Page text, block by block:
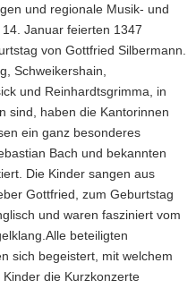
und regionale Musik- und
Januar feierten 1347
von Gottfried Silbermann.
Schweikershain,
und Reinhardtsgrimma, in
sind, haben die Kantorinnen
ein ganz besonderes
Bach und bekannten
Die Kinder sangen aus
Gottfried, zum Geburtstag
und waren fasziniert vom
beteiligten
sich begeistert, mit welchem
die Kurzkonzerte